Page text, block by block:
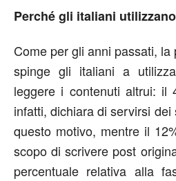
Perché gli italiani
Come per gli anni passati,
spinge gli italiani a
leggere i contenuti altrui: il
infatti, dichiara di servirsi
questo motivo, mentre il
scopo di scrivere post
percentuale relativa alla